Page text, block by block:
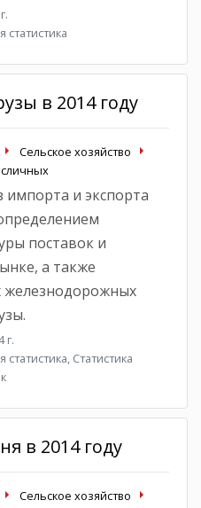
в 2014 году
Сельское хозяйство
импорта и экспорта
поставок и
а также
железнодорожных
г.
Статистика
в 2014 году
Сельское хозяйство